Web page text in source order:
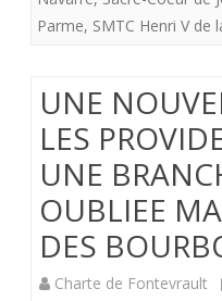
Parme, SMTC Henri V de
UNE
LES
UNE
OUBLIEE
DES
Charte de Fontevrault